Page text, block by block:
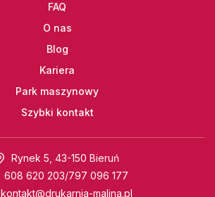
FAQ
O nas
Blog
Kariera
Park maszynowy
Szybki kontakt
Rynek 5, 43-150 Bieruń
608 620 203/797 096 177
kontakt@drukarnia-malina.pl